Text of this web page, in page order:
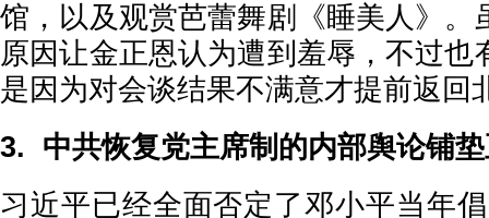
馆，以及观赏芭蕾舞剧《睡美人》。
原因让金正恩认为遭到羞辱，不过也
是因为对会谈结果不满意才提前返回
3. 中共恢复党主席制的内部舆论铺
习近平已经全面否定了邓小平当年